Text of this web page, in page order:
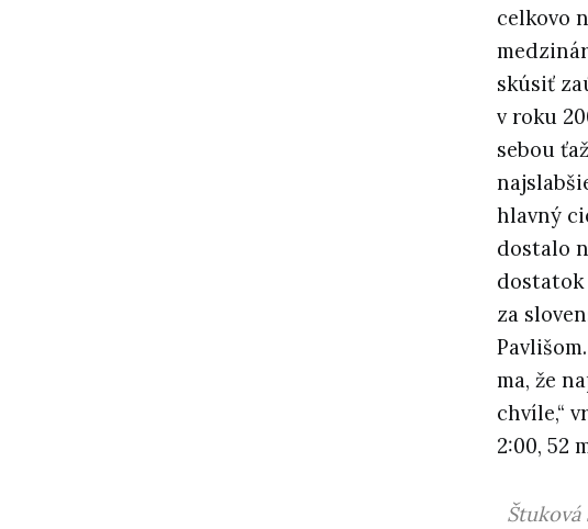
celkovo
skúsiť
v roku
sebou
hlavný
dostalo
dostatok
za
ma, že
chvíle,“
2:00, 52